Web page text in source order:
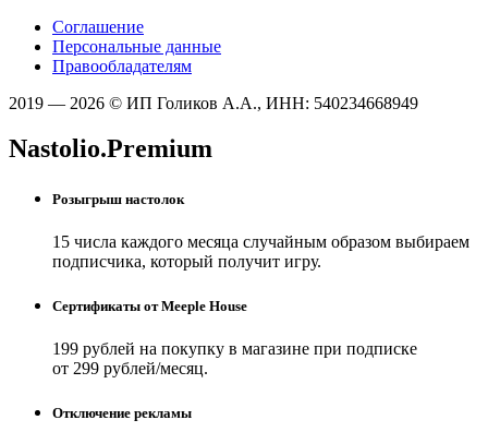
Соглашение
Персональные данные
Правообладателям
2019 — 2026 © ИП Голиков А.А., ИНН: 540234668949
Nastolio.Premium
Розыгрыш настолок
15 числа каждого месяца случайным образом выбираем
подписчика, который получит игру.
Сертификаты от Meeple House
199 рублей на покупку в магазине при подписке
от 299 рублей/месяц.
Отключение рекламы